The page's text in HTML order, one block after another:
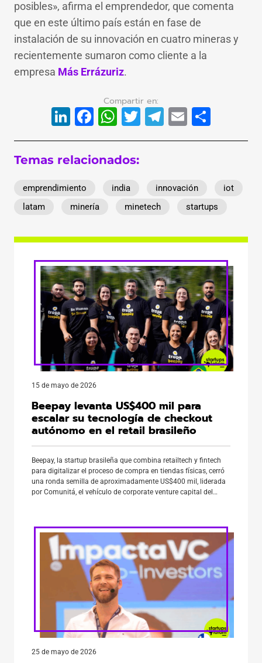
posibles», afirma el emprendedor, que comenta
que en este último país están en fase de
instalación de su innovación en cuatro mineras y
recientemente sumaron como cliente a la
empresa Más Errázuriz.
LinkedIn
Facebook
WhatsApp
Twitter
Telegram
Email
Temas relacionados:
emprendimiento india innovación
iot
latam
minería minetech startups
15 de mayo de 2026
Beepay levanta US$400 mil para
escalar su tecnología de checkout
autónomo en el retail brasileño
Beepay, la startup brasileña que combina retailtech y fintech
para digitalizar el proceso de compra en tiendas físicas, cerró
una ronda semilla de aproximadamente US$400 mil, liderada
por Comunitá, el vehículo de corporate venture capital del
25 de mayo de 2026